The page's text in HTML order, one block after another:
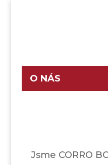
O NÁS
Jsme CORRO